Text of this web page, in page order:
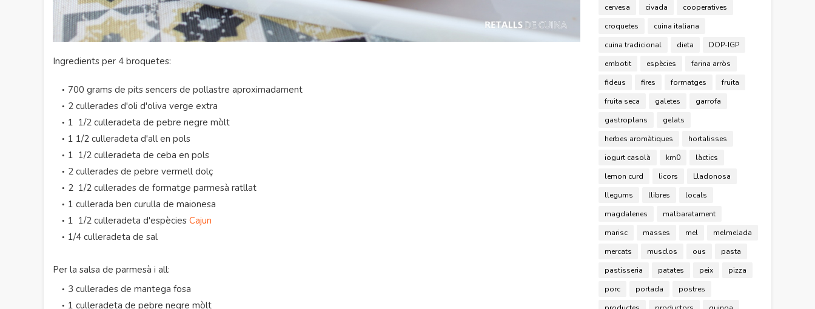
Ingredients per 4 broquetes:
700 grams de pits sencers de pollastre aproximadament
2 cullerades d'oli d'oliva verge extra
1 1/2 culleradeta de pebre negre mòlt
1 1/2 culleradeta d'all en pols
1 1/2 culleradeta de ceba en pols
2 cullerades de pebre vermell dolç
2 1/2 cullerades de formatge parmesà ratllat
1 cullerada ben curulla de maionesa
1 1/2 culleradeta d'espècies Cajun
1/4 culleradeta de sal
Per la salsa de parmesà i all:
3 cullerades de mantega fosa
1 culleradeta de pebre negre mòlt
cervesa
civada
cooperatives
croquetes
cuina italiana
cuina tradicional
dieta
DOP-IGP
embotit
espècies
farina arròs
fideus
fires formatges
fruita
fruita seca
galetes
garrofa
gastroplans
gelats
herbes aromàtiques
hortalisses
iogurt casolà
km0
làctics
lemon curd
licors
Lladonosa
llegums
llibres
locals
magdalenes
malbaratament
marisc
masses mel
melmelada
mercats
musclos ous
pasta
pastisseria
patates peix
pizza
porc
portada
postres